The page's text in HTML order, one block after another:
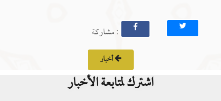
: مشاركة
أخبار
اشترك لمتابعة الأخبار